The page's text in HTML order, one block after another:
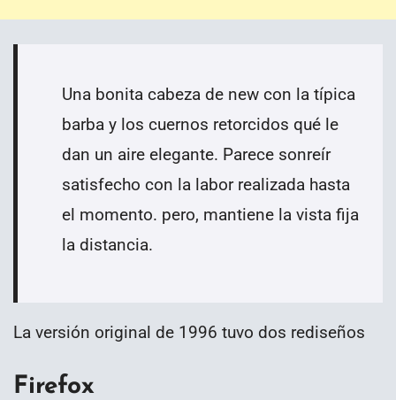
Una bonita cabeza de new con la típica
barba y los cuernos retorcidos qué le
dan un aire elegante. Parece sonreír
satisfecho con la labor realizada hasta
el momento. pero, mantiene la vista fija
la distancia.
La versión original de 1996 tuvo dos rediseños
Firefox